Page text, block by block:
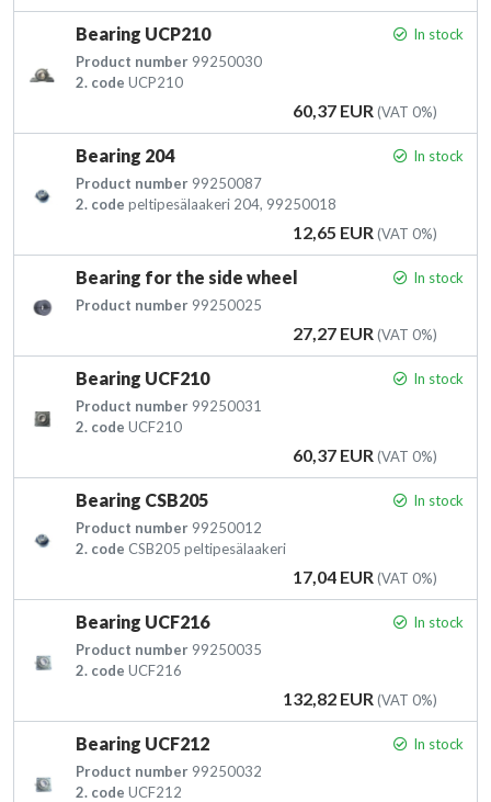
Bearing UCP210
In stock
Product number 99250030
2. code UCP210
Price
60,37 EUR(VAT 0%)
Bearing 204
In stock
Product number 99250087
2. code peltipesälaakeri 204, 99250018
Price
12,65 EUR(VAT 0%)
Bearing for the side wheel
In stock
Product number 99250025
Price
27,27 EUR(VAT 0%)
Bearing UCF210
In stock
Product number 99250031
2. code UCF210
Price
60,37 EUR(VAT 0%)
Bearing CSB205
In stock
Product number 99250012
2. code CSB205 peltipesälaakeri
Price
17,04 EUR(VAT 0%)
Bearing UCF216
In stock
Product number 99250035
2. code UCF216
Price
132,82 EUR(VAT 0%)
Bearing UCF212
In stock
Product number 99250032
2. code UCF212